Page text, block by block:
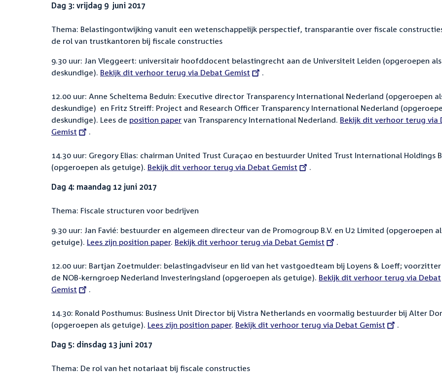
Dag 3: vrijdag 9 juni 2017
Thema: Belastingontwijking vanuit een wetenschappelijk perspectief, transparantie over fiscale
de rol van trustkantoren bij fiscale constructies
9.30 uur: Jan Vleggeert: universitair hoofddocent belastingrecht aan de Universiteit Leiden (opgeroepen als
deskundige). External
Bekijk dit verhoor terug via Debat Gemist .
12.00 uur: Anne Scheltema Beduin: Executive director Transparency International Nederland (opgeroepen
deskundige) en Fritz Streiff: Project and Research Officer Transparency International Nederland
deskundige). Lees de position paper van Transparency International Nederland. External
Bekijk dit verhoor terug via
Gemist
.
14.30 uur: Gregory Elias: chairman United Trust Curaçao en bestuurder United Trust International Holdings
(opgeroepen als getuige). External
Bekijk dit verhoor terug via Debat Gemist
.
Dag 4: maandag 12 juni 2017
Thema: Fiscale structuren voor bedrijven
9.30 uur: Jan Favié: bestuurder en algemeen directeur van de Promogroup B.V. en U2 Limited (opgeroepen
getuige). Lees zijn position paper. External
Bekijk dit verhoor terug via Debat Gemist .
12.00 uur: Bartjan Zoetmulder: belastingadviseur en lid van het vastgoedteam bij Loyens & Loeff; voorzitter
de NOB-kerngroep Nederland Investeringsland (opgeroepen als getuige). External
Bekijk dit verhoor terug via Debat
Gemist
.
14.30: Ronald Posthumus: Business Unit Director bij Vistra Netherlands en voormalig bestuurder bij Alter
(opgeroepen als getuige). Lees zijn position paper. External
Bekijk dit verhoor terug via Debat Gemist
.
Dag 5: dinsdag 13 juni 2017
Thema: De rol van het notariaat bij fiscale constructies